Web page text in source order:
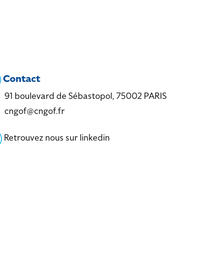
Contact
91 boulevard de Sébastopol, 75002 PARIS
cngof@cngof.fr
Retrouvez nous sur linkedin